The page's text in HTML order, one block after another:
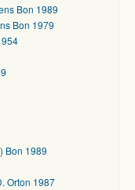
Bon 1989
Bon 1979
Bon 1989
Orton 1987